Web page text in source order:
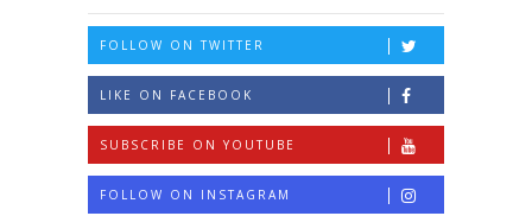
FOLLOW ON TWITTER
LIKE ON FACEBOOK
SUBSCRIBE ON YOUTUBE
FOLLOW ON INSTAGRAM